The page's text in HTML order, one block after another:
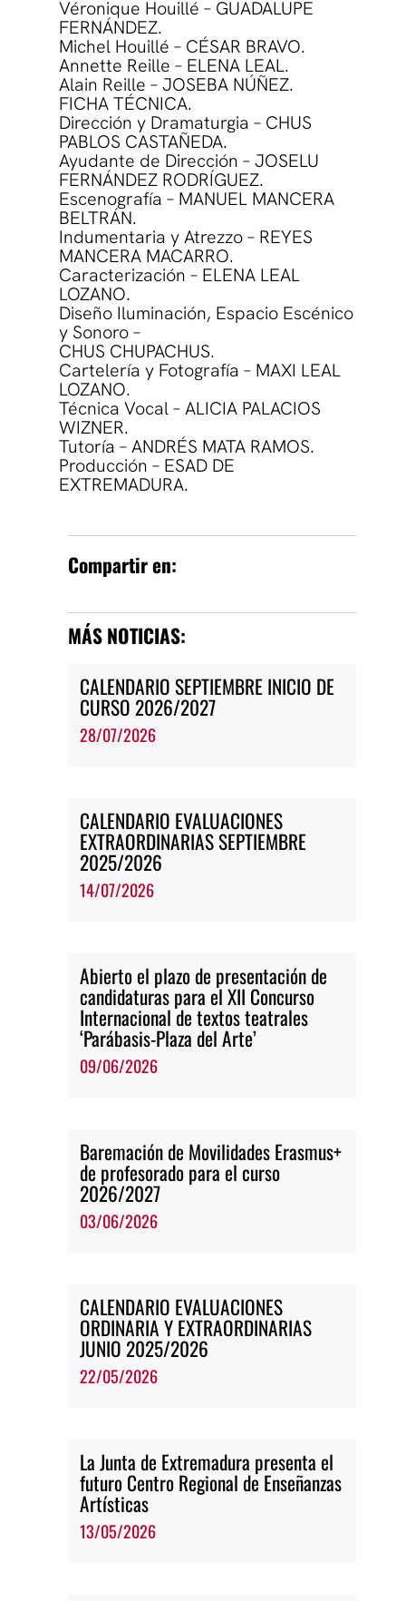
Véronique Houillé – GUADALUPE
FERNÁNDEZ.
Michel Houillé – CÉSAR BRAVO.
Annette Reille – ELENA LEAL.
Alain Reille – JOSEBA NÚÑEZ.
FICHA TÉCNICA.
Dirección y Dramaturgia – CHUS
PABLOS CASTAÑEDA.
Ayudante de Dirección – JOSELU
FERNÁNDEZ RODRÍGUEZ.
Escenografía – MANUEL MANCERA
BELTRÁN.
Indumentaria y Atrezzo – REYES
MANCERA MACARRO.
Caracterización – ELENA LEAL
LOZANO.
Diseño Iluminación, Espacio Escénico
y Sonoro –
CHUS CHUPACHUS.
Cartelería y Fotografía – MAXI LEAL
LOZANO.
Técnica Vocal – ALICIA PALACIOS
WIZNER.
Tutoría – ANDRÉS MATA RAMOS.
Producción – ESAD DE
EXTREMADURA.
Compartir en:
MÁS NOTICIAS:
CALENDARIO SEPTIEMBRE INICIO DE
CURSO 2026/2027
28/07/2026
CALENDARIO EVALUACIONES
EXTRAORDINARIAS SEPTIEMBRE
2025/2026
14/07/2026
Abierto el plazo de presentación de
candidaturas para el XII Concurso
Internacional de textos teatrales
‘Parábasis-Plaza del Arte’
09/06/2026
Baremación de Movilidades Erasmus+
de profesorado para el curso
2026/2027
03/06/2026
CALENDARIO EVALUACIONES
ORDINARIA Y EXTRAORDINARIAS
JUNIO 2025/2026
22/05/2026
La Junta de Extremadura presenta el
futuro Centro Regional de Enseñanzas
Artísticas
13/05/2026